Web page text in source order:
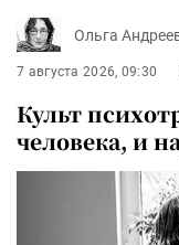
Ольга
7 августа 2026, 09:30
Культ
человека, и